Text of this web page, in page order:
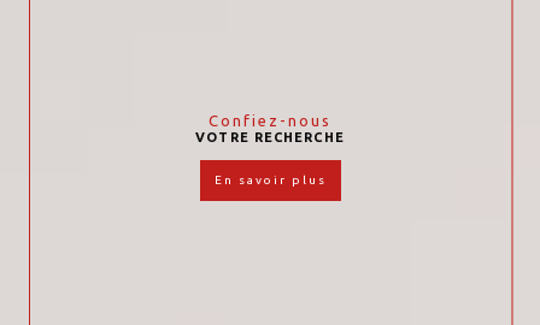
Confiez-nous
VOTRE RECHERCHE
en savoir plus